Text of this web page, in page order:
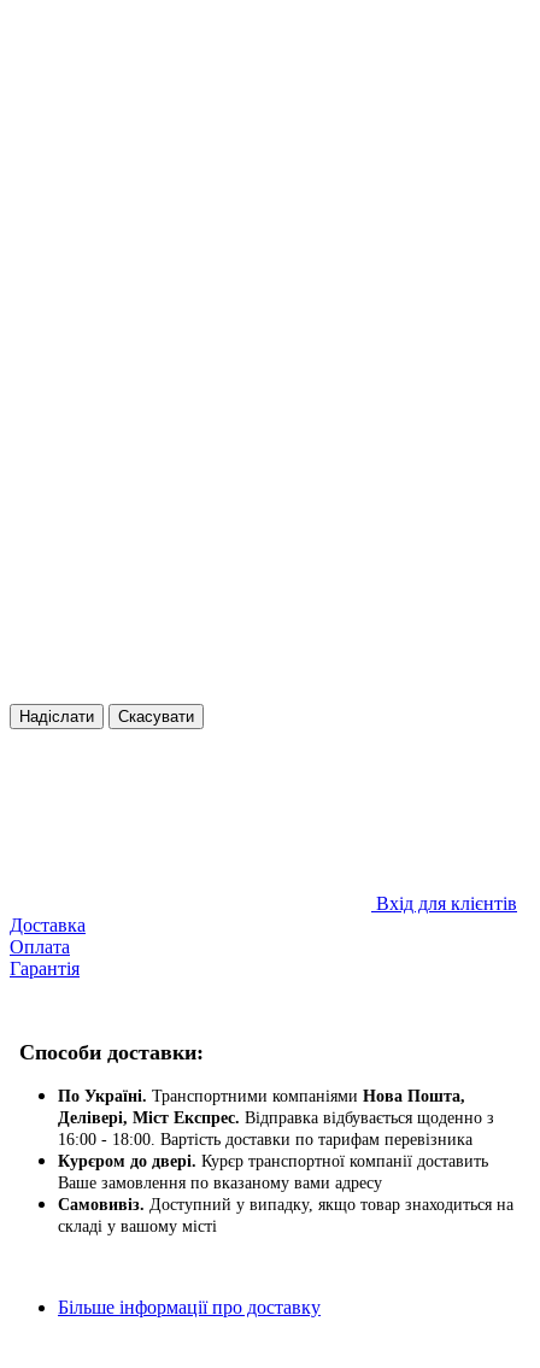
Надіслати Скасувати
Вхід для клієнтів
Доставка
Оплата
Гарантія
Способи доставки:
По Україні. Транспортними компаніями Нова Пошта,
Делівері, Міст Експрес. Відправка відбувається щоденно з
16:00 - 18:00. Вартість доставки по тарифам перевізника
Курєром до двері. Курєр транспортної компанії доставить
Ваше замовлення по вказаному вами адресу
Самовивіз. Доступний у випадку, якщо товар знаходиться на
складі у вашому місті
Більше інформації про доставку